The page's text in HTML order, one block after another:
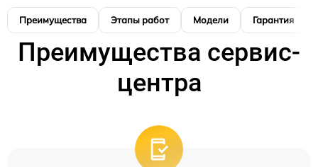
Преимущества Этапы работ Модели Гарантия
Преимущества сервис-
центра